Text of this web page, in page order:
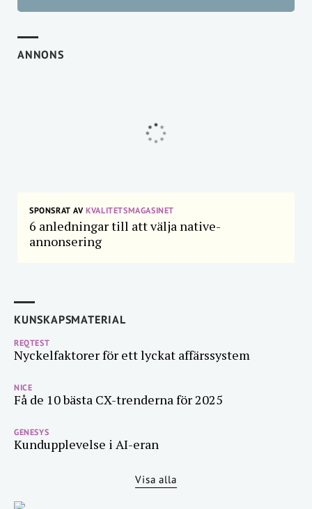
ANNONS
SPONSRAT AVKVALITETSMAGASINET
6 anledningar till att välja native-
annonsering
KUNSKAPSMATERIAL
REQTEST
Nyckelfaktorer för ett lyckat affärssystem
NICE
Få de 10 bästa CX-trenderna för 2025
GENESYS
Kundupplevelse i AI-eran
Visa alla